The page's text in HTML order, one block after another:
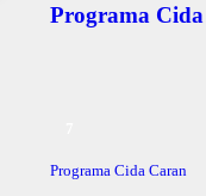
Programa
Programa Cida Caran